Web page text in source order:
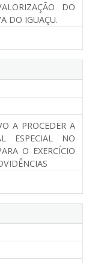
DO
DO IGUAÇU.
A PROCEDER A
ESPECIAL NO
O EXERCÍCIO